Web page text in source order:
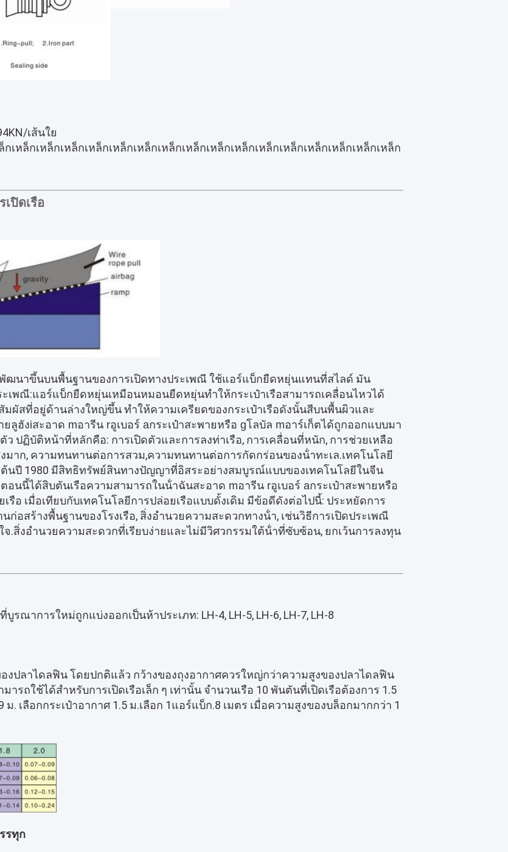
เส้นใย
กเหล็กเหล็กเหล็กเหล็กเหล็กเหล็กเหล็กเหล็กเหล็กเหล็กเหล็กเหล็กเหล็กเหล็กเหล็กเหล็ก
ปิดเรือ
พัฒนาขึ้นบนพื้นฐานของการเปิดทางประเพณี ใช้แอร์แบ็กยืดหยุ่นแทนที่สไลด์ มัน
ะเพณี:แอร์แบ็กยืดหยุ่นเหมือนหมอนยืดหยุ่นทําให้กระเป๋าเรือสามารถเคลื่อนไหวได้
มผัสที่อยู่ด้านล่างใหญ่ขึ้น ทําให้ความเครียดของกระเป๋าเรือดังนั้นสีบนพื้นผิวและ
ยลูฮังiสะอาด mอารีน rอูเบอร์ aกระเป๋าสะพายหรือ gโลบัล mอาร์เก็ตได้ถูกออกแบบมา
ปฏิบัติหน้าที่หลักคือ: การเปิดตัวและการลงท่าเรือ, การเคลื่อนที่หนัก, การช่วยเหลือ
มาก, ความทนทานต่อการสวม,ความทนทานต่อการกัดกร่อนของน้ําทะเล.เทคโนโลยี
นปี 1980 มีสิทธิทรัพย์สินทางปัญญาที่อิสระอย่างสมบูรณ์แบบของเทคโนโลยีในจีน
อนนี้ได้สิบตันเรือความสามารถในน้ําฉันสะอาด mอารีน rอูเบอร์ aกระเป๋าสะพายหรือ
รือ เมื่อเทียบกับเทคโนโลยีการปล่อยเรือแบบดั้งเดิม มีข้อดีดังต่อไปนี้: ประหยัดการ
ก่อสร้างพื้นฐานของโรงเรือ, สิ่งอํานวยความสะดวกทางน้ํา, เช่นวิธีการเปิดประเพณี
.สิ่งอํานวยความสะดวกที่เรียบง่ายและไม่มีวิศวกรรมใต้น้ําที่ซับซ้อน, ยกเว้นการลงทุน
รณาการใหม่ถูกแบ่งออกเป็นห้าประเภท: LH-4, LH-5, LH-6, LH-7, LH-8
งปลาไดลฟิน โดยปกติแล้ว กว้างของถุงอากาศควรใหญ่กว่าความสูงของปลาไดลฟิน
มารถใช้ได้สําหรับการเปิดเรือเล็ก ๆ เท่านั้น จํานวนเรือ 10 พันตันที่เปิดเรือต้องการ 1.5
. เลือกกระเป๋าอากาศ 1.5 ม.เลือก 1แอร์แบ็ก.8 เมตร เมื่อความสูงของบล็อกมากกว่า 1
รทุก